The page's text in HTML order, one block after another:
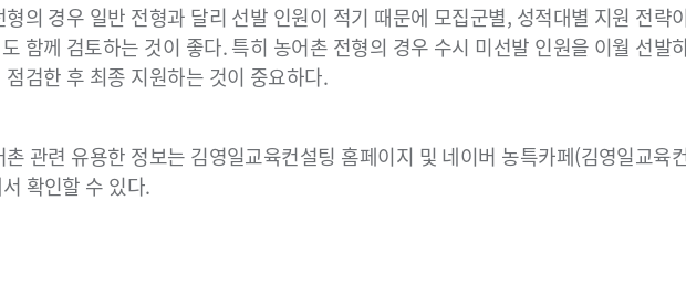
형의 경우 일반 전형과 달리 선발 인원이 적기 때문에 모집군별, 성적대별 지원 전략
함께 검토하는 것이 좋다. 특히 농어촌 전형의 경우 수시 미선발 인원을 이월 선발
점검한 후 최종 지원하는 것이 중요하다.
촌 관련 유용한 정보는 김영일교육컨설팅 홈페이지 및 네이버 농특카페(김영일교육
확인할 수 있다.